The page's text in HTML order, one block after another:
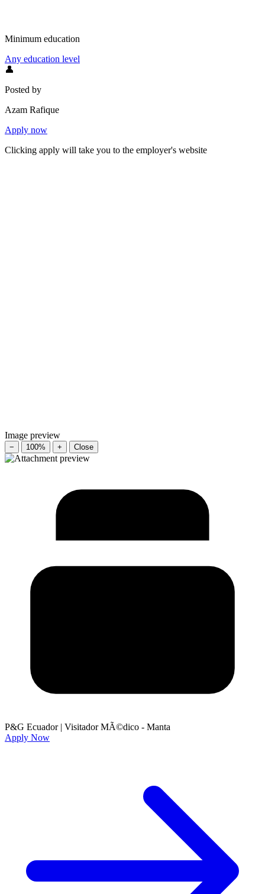
Minimum education
Any education level
👤
Posted by
Azam Rafique
Apply now
Clicking apply will take you to the employer's website
Image preview
− 100% + Close
P&G Ecuador | Visitador MÃ©dico - Manta
Apply Now